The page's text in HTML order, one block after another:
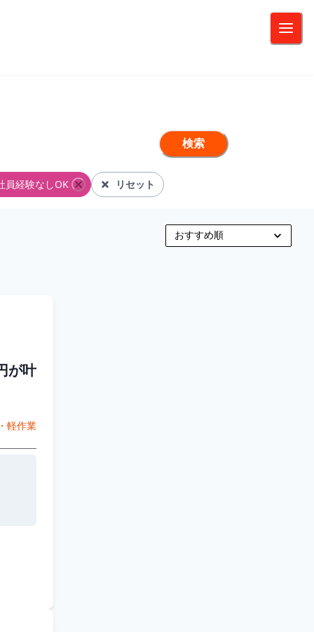
検索
員経験なしOK リセット
が叶
軽作業